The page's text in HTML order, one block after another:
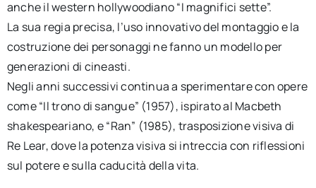
anche il western hollywoodiano “I magnifici sette”.
La sua regia precisa, l’uso innovativo del montaggio e la
costruzione dei personaggi ne fanno un modello per
generazioni di cineasti.
Negli anni successivi continua a sperimentare con opere
come “Il trono di sangue” (1957), ispirato al Macbeth
shakespeariano, e “Ran” (1985), trasposizione visiva di
Re Lear, dove la potenza visiva si intreccia con riflessioni
sul potere e sulla caducità della vita.